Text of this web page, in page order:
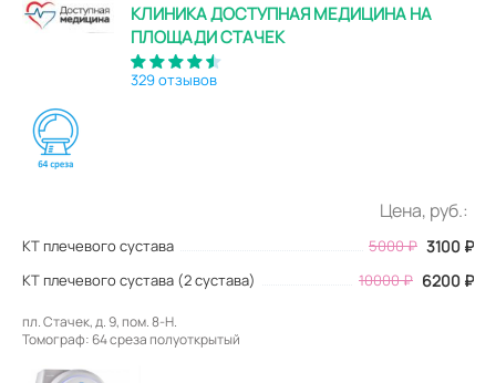
КЛИНИКА ДОСТУПНАЯ МЕДИЦИНА НА
ПЛОЩАДИ СТАЧЕК
329 отзывов
Цена, руб.:
КТ плечевого сустава 5000₽ 3100 ₽
КТ плечевого сустава (2 сустава) 10000 ₽ 6200 ₽
пл. Стачек, д. 9, пом. 8-Н.
Томограф: 64 среза полуоткрытый